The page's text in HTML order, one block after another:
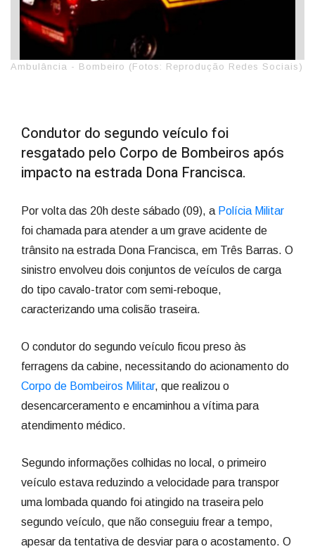
Ambulância - Bombeiro (Fotos: Reprodução Redes Sociais)
Condutor do segundo veículo foi
resgatado pelo Corpo de Bombeiros após
impacto na estrada Dona Francisca.
Por volta das 20h deste sábado (09), a Polícia Militar
foi chamada para atender a um grave acidente de
trânsito na estrada Dona Francisca, em Três Barras. O
sinistro envolveu dois conjuntos de veículos de carga
do tipo cavalo-trator com semi-reboque,
caracterizando uma colisão traseira.
O condutor do segundo veículo ficou preso às
ferragens da cabine, necessitando do acionamento do
Corpo de Bombeiros Militar, que realizou o
desencarceramento e encaminhou a vítima para
atendimento médico.
Segundo informações colhidas no local, o primeiro
veículo estava reduzindo a velocidade para transpor
uma lombada quando foi atingido na traseira pelo
segundo veículo, que não conseguiu frear a tempo,
apesar da tentativa de desviar para o acostamento. O